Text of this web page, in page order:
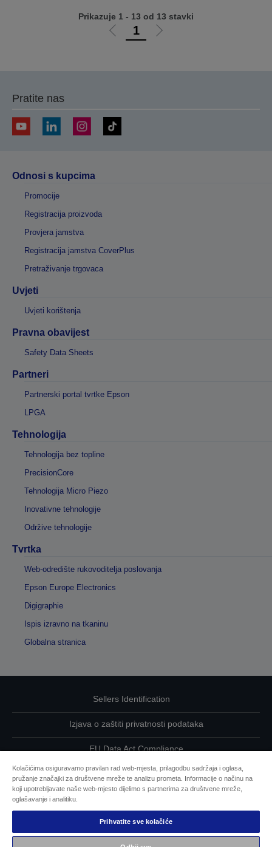
Idi
1
Idi
Prikazuje 1 - 13 od 13 stavki
Pratite nas
Odnosi s kupcima
Promocije
Registracija proizvoda
Provjera jamstva
Registracija jamstva CoverPlus
Pretraživanje trgovaca
Uvjeti
Uvjeti korištenja
Pravna obavijest
Safety Data Sheets
Partneri
Partnerski portal tvrtke Epson
LPGA
Tehnologija
Tehnologija bez topline
PrecisionCore
Tehnologija Micro Piezo
Inovativne tehnologije
Održive tehnologije
Tvrtka
Web-odredište rukovoditelja poslovanja
Epson Europe Electronics
Digigraphie
Ispis izravno na tkaninu
Globalna stranica
Sellers Identification
Izjava o zaštiti privatnosti podataka
EU Data Act Compliance
Kontaktirajte nas u vezi svojih podataka
Epsonova predanost pristupačnosti
Kolačićima osiguravamo pravilan rad web-mjesta, prilagodbu sadržaja i oglasa,
pružanje značajki za društvene mreže te analizu prometa. Informacije o načinu na
koji upotrebljavate naše web-mjesto dijelimo s partnerima za društvene mreže,
oglašavanje i analitiku.
Prihvatite sve kolačiće